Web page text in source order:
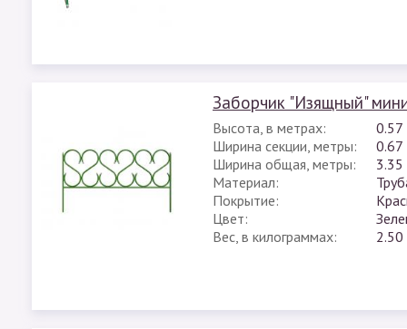
Заборчик "Изящный"
Высота, в метрах:
0.57
Ширина секции, метры:
0.67
Ширина общая, метры:
3.35
Материал:
Покрытие:
Цвет:
Вес, в килограммах:
2.50